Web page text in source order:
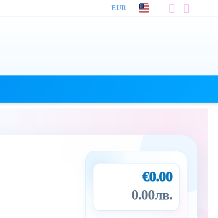
EUR
€0.00
0.00лв.